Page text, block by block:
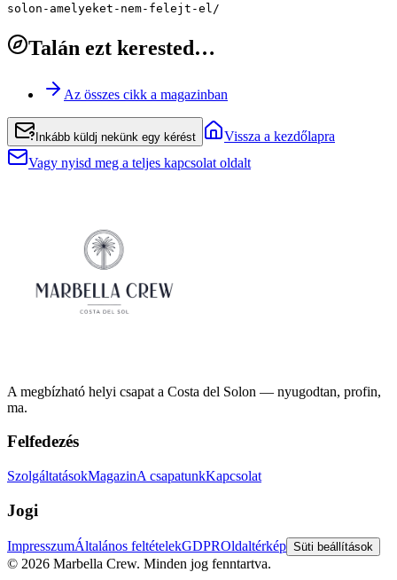
solon-amelyeket-nem-felejt-el/
Talán ezt kerested…
Az összes cikk a magazinban
Inkább küldj nekünk egy kérést
Vissza a kezdőlapra
Vagy nyisd meg a teljes kapcsolat oldalt
A megbízható helyi csapat a Costa del Solon — nyugodtan, profin,
ma.
Felfedezés
SzolgáltatásokMagazinA csapatunkKapcsolat
Jogi
ImpresszumÁltalános feltételekGDPROldaltérkép Süti beállítások
© 2026 Marbella Crew. Minden jog fenntartva.